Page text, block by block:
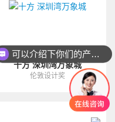
十方 深圳湾万象城
伦敦设计奖
可以介绍下你们的产品么